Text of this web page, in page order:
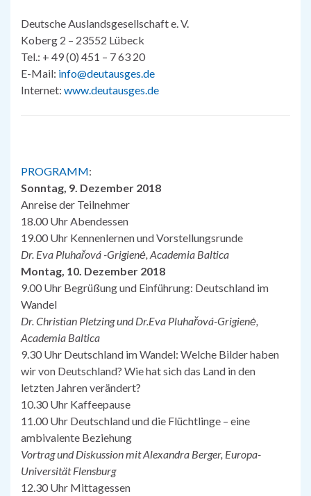
Deutsche Auslandsgesellschaft e. V.
Koberg 2 – 23552 Lübeck
Tel.: + 49 (0) 451 – 7 63 20
E-Mail: info@deutausges.de
Internet: www.deutausges.de
PROGRAMM:
Sonntag, 9. Dezember 2018
Anreise der Teilnehmer
18.00 Uhr Abendessen
19.00 Uhr Kennenlernen und Vorstellungsrunde
Dr. Eva Pluhařová -Grigienė, Academia Baltica
Montag, 10. Dezember 2018
9.00 Uhr Begrüßung und Einführung: Deutschland im
Wandel
Dr. Christian Pletzing und Dr.Eva Pluhařová-Grigienė,
Academia Baltica
9.30 Uhr Deutschland im Wandel: Welche Bilder haben
wir von Deutschland? Wie hat sich das Land in den
letzten Jahren verändert?
10.30 Uhr Kaffeepause
11.00 Uhr Deutschland und die Flüchtlinge – eine
ambivalente Beziehung
Vortrag und Diskussion mit Alexandra Berger, Europa-
Universität Flensburg
12.30 Uhr Mittagessen